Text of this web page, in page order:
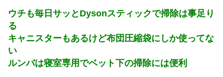
ウチも毎日サッとDysonスティックで掃除は事足り
る
キャニスターもあるけど布団圧縮袋にしか使ってな
い
ルンバは寝室専用でベット下の掃除には便利